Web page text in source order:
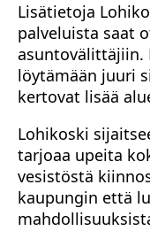
Lisätietoja
palveluista saat
asuntovälittäjiin.
löytämään juuri
kertovat lisää
Lohikoski
tarjoaa upeita
vesistöstä
kaupungin että